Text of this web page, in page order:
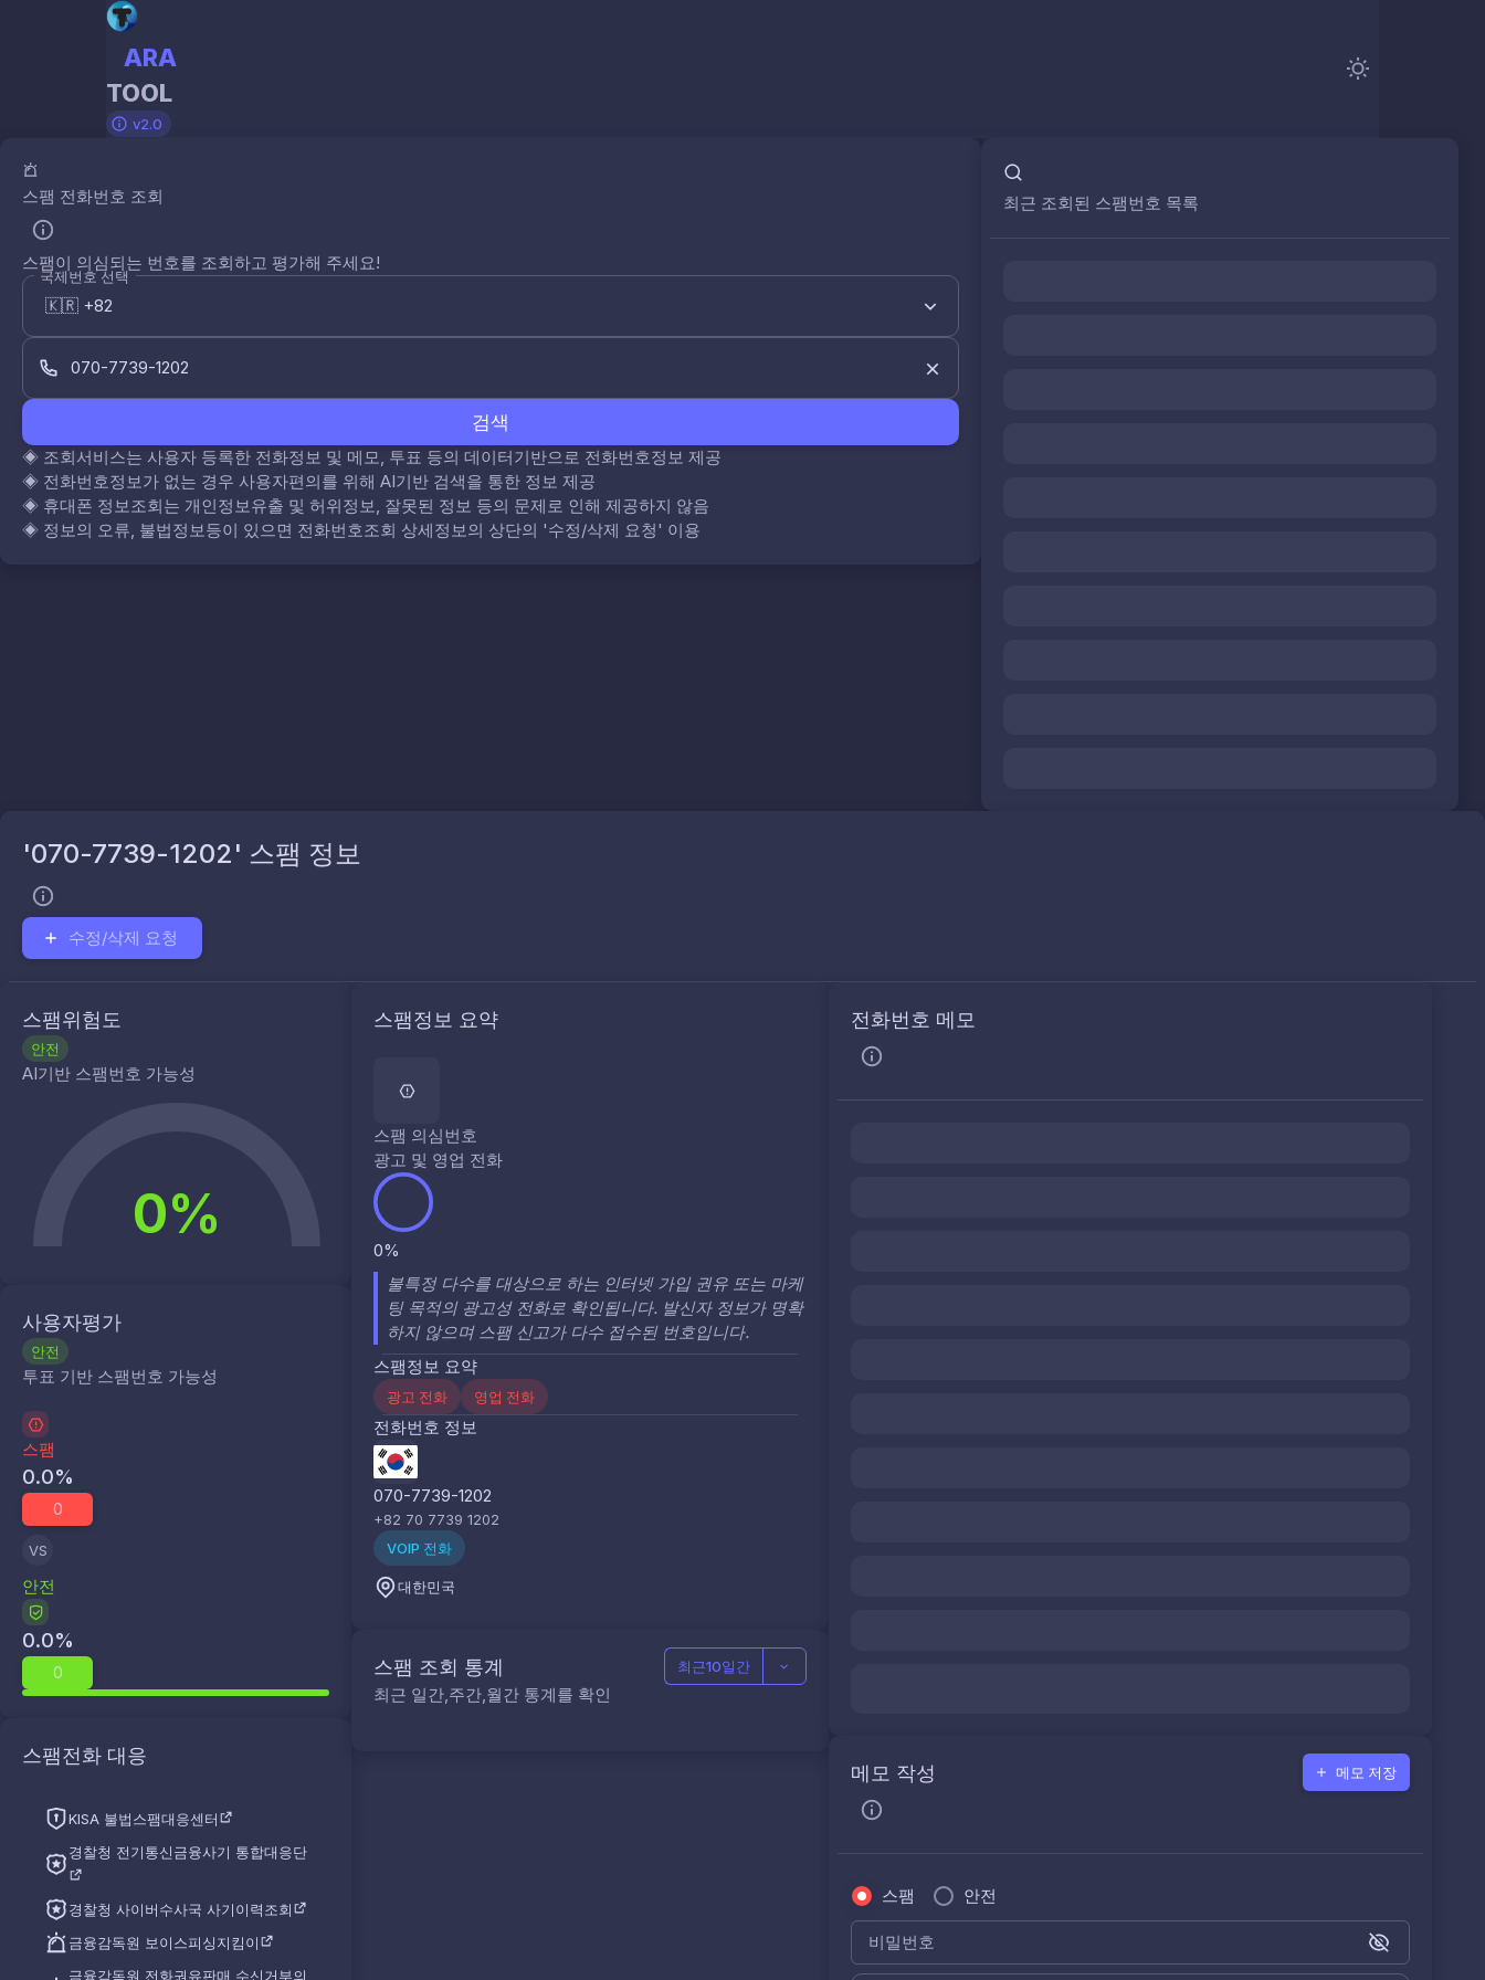
ARA
TOOL
v2.0
스팸 전화번호 조회
스팸이 의심되는 번호를 조회하고 평가해 주세요!
국제번호 선택
검색
◈ 조회서비스는 사용자 등록한 전화정보 및 메모, 투표 등의 데이터기반으로 전화번호정보 제공
◈ 전화번호정보가 없는 경우 사용자편의를 위해 AI기반 검색을 통한 정보 제공
◈ 휴대폰 정보조회는 개인정보유출 및 허위정보, 잘못된 정보 등의 문제로 인해 제공하지 않음
◈ 정보의 오류, 불법정보등이 있으면 전화번호조회 상세정보의 상단의 '수정/삭제 요청' 이용
최근 조회된 스팸번호 목록
'070-7739-1202' 스팸 정보
수정/삭제 요청
스팸위험도
안전
AI기반 스팸번호 가능성
0%
사용자평가
안전
투표 기반 스팸번호 가능성
스팸
0.0%
0
VS
안전
0.0%
0
스팸전화 대응
KISA 불법스팸대응센터
경찰청 전기통신금융사기 통합대응단
경찰청 사이버수사국 사기이력조회
금융감독원 보이스피싱지킴이
금융감독원 전화권유판매 수신거부의
스팸정보 요약
스팸 의심번호
광고 및 영업 전화
0%
불특정 다수를 대상으로 하는 인터넷 가입 권유 또는 마케
팅 목적의 광고성 전화로 확인됩니다. 발신자 정보가 명확
하지 않으며 스팸 신고가 다수 접수된 번호입니다.
스팸정보 요약
광고 전화 영업 전화
전화번호 정보
070-7739-1202
+82 70 7739 1202
VOIP 전화
대한민국
스팸 조회 통계
최근 일간,주간,월간 통계를 확인
최근10일간
전화번호 메모
메모 작성 메모 저장
스팸 안전
비밀번호